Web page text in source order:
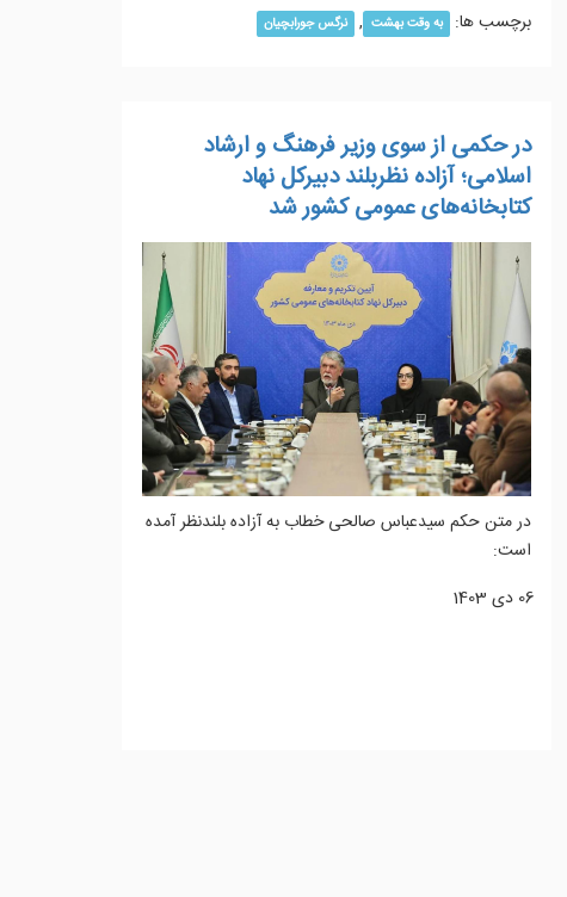
برچسب ها:
به وقت بهشت , نرگس جورابچیان
در حکمی از سوی وزیر فرهنگ و ارشاد
اسلامی؛ آزاده نظربلند دبیرکل نهاد
کتابخانه‌های عمومی کشور شد
در متن حکم سیدعباس صالحی خطاب به آزاده بلندنظر آمده
است:
06 دی 1403